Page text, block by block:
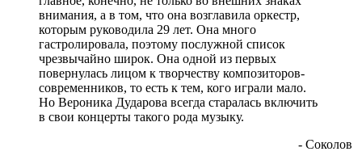
внимания, а в том, что она возглавила оркестр,
которым руководила 29 лет. Она много
гастролировала, поэтому послужной список
чрезвычайно широк. Она одной из первых
повернулась лицом к творчеству композиторов-
современников, то есть к тем, кого играли мало.
Но Вероника Дударова всегда старалась включить
в свои концерты такого рода музыку.
- Соколов